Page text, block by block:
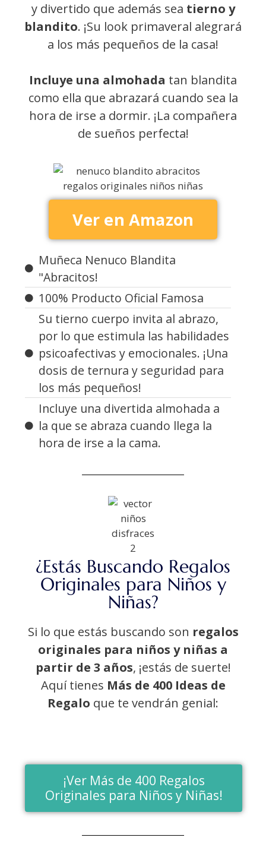
y divertido que además sea tierno y
blandito. ¡Su look primaveral alegrará
a los más pequeños de la casa!
Incluye una almohada tan blandita
como ella que abrazará cuando sea la
hora de irse a dormir. ¡La compañera
de sueños perfecta!
Ver en Amazon
Muñeca Nenuco Blandita
"Abracitos!
100% Producto Oficial Famosa
Su tierno cuerpo invita al abrazo,
por lo que estimula las habilidades
psicoafectivas y emocionales. ¡Una
dosis de ternura y seguridad para
los más pequeños!
Incluye una divertida almohada a
la que se abraza cuando llega la
hora de irse a la cama.
¿Estás Buscando Regalos
Originales para Niños y
Niñas?
Si lo que estás buscando son regalos
originales para niños y niñas a
partir de 3 años, ¡estás de suerte!
Aquí tienes Más de 400 Ideas de
Regalo que te vendrán genial:
¡Ver Más de 400 Regalos
Originales para Niños y Niñas!